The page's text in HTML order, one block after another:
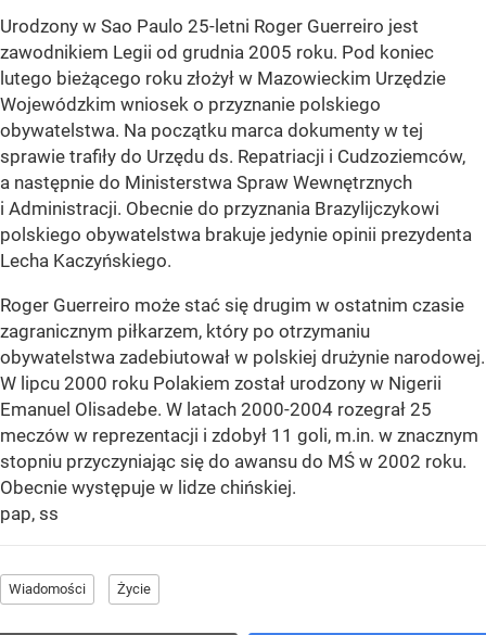
Urodzony w Sao Paulo 25-letni Roger Guerreiro jest
zawodnikiem Legii od grudnia 2005 roku. Pod koniec
lutego bieżącego roku złożył w Mazowieckim Urzędzie
Wojewódzkim wniosek o przyznanie polskiego
obywatelstwa. Na początku marca dokumenty w tej
sprawie trafiły do Urzędu ds. Repatriacji i Cudzoziemców,
a następnie do Ministerstwa Spraw Wewnętrznych
i Administracji. Obecnie do przyznania Brazylijczykowi
polskiego obywatelstwa brakuje jedynie opinii prezydenta
Lecha Kaczyńskiego.
Roger Guerreiro może stać się drugim w ostatnim czasie
zagranicznym piłkarzem, który po otrzymaniu
obywatelstwa zadebiutował w polskiej drużynie narodowej.
W lipcu 2000 roku Polakiem został urodzony w Nigerii
Emanuel Olisadebe. W latach 2000-2004 rozegrał 25
meczów w reprezentacji i zdobył 11 goli, m.in. w znacznym
stopniu przyczyniając się do awansu do MŚ w 2002 roku.
Obecnie występuje w lidze chińskiej.
pap, ss
Wiadomości Życie